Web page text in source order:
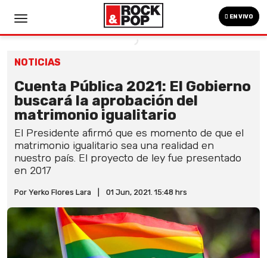
EN VIVO
NOTICIAS
Cuenta Pública 2021: El Gobierno
buscará la aprobación del
matrimonio igualitario
El Presidente afirmó que es momento de que el
matrimonio igualitario sea una realidad en
nuestro país. El proyecto de ley fue presentado
en 2017
Por Yerko Flores Lara 01 Jun, 2021. 15:48 hrs